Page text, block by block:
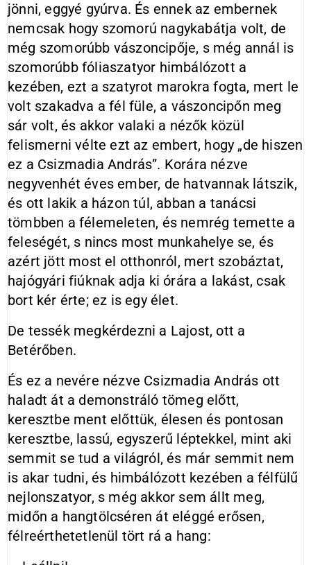
jönni, eggyé gyúrva. És ennek az embernek
nemcsak hogy szomorú nagykabátja volt, de
még szomorúbb vászoncipője, s még annál is
szomorúbb fóliaszatyor himbálózott a
kezében, ezt a szatyrot marokra fogta, mert le
volt szakadva a fél füle, a vászoncipőn meg
sár volt, és akkor valaki a nézők közül
felismerni vélte ezt az embert, hogy „de hiszen
ez a Csizmadia András”. Korára nézve
negyvenhét éves ember, de hatvannak látszik,
és ott lakik a házon túl, abban a tanácsi
tömbben a félemeleten, és nemrég temette a
feleségét, s nincs most munkahelye se, és
azért jött most el otthonról, mert szobáztat,
hajógyári fiúknak adja ki órára a lakást, csak
bort kér érte; ez is egy élet.
De tessék megkérdezni a Lajost, ott a
Betérőben.
És ez a nevére nézve Csizmadia András ott
haladt át a demonstráló tömeg előtt,
keresztbe ment előttük, élesen és pontosan
keresztbe, lassú, egyszerű léptekkel, mint aki
semmit se tud a világról, és már semmit nem
is akar tudni, és himbálózott kezében a félfülű
nejlonszatyor, s még akkor sem állt meg,
midőn a hangtölcséren át eléggé erősen,
félreérthetetlenül tört rá a hang: